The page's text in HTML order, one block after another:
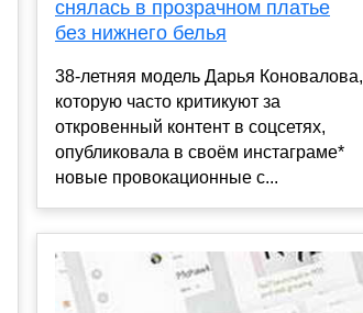
снялась в прозрачном платье
без нижнего белья
38-летняя модель Дарья Коновалова,
которую часто критикуют за
откровенный контент в соцсетях,
опубликовала в своём инстаграме*
новые провокационные с...